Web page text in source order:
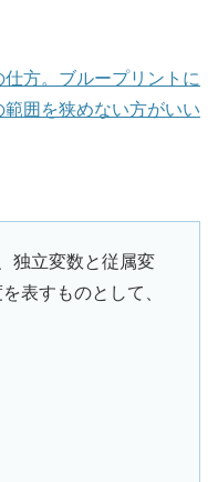
仕方。ブループリントに
囲を狭めない方がいい
独立変数と従属変
表すものとして、